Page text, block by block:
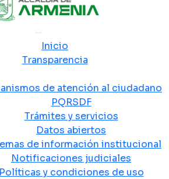
Inicio
Transparencia
de atención al ciudadano
PQRSDF
Trámites y servicios
Datos abiertos
de información institucional
Notificaciones judiciales
Políticas y condiciones de uso